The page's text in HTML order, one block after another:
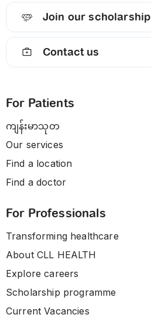
Join our
Contact us
For Patients
ကျန်းမာသုတ
Our services
Find a location
Find a doctor
For Professionals
Transforming healthcare
About CLL HEALTH
Explore careers
Scholarship programme
Current Vacancies